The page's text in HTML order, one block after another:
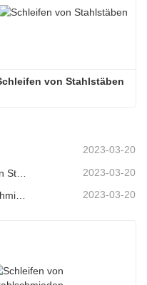
von Stahlstäben
2023-03-20
2023-03-20
2023-03-20